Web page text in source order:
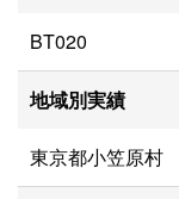
BT020
地域別実績
東京都小笠原村